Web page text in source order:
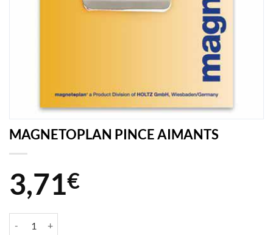
MAGNETOPLAN PINCE AIMANTS
3,71€